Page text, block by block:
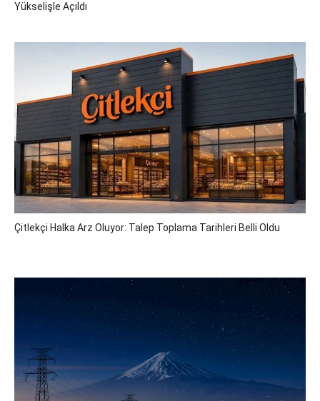
Yükselişle Açıldı
Çitlekçi Halka Arz Oluyor: Talep Toplama Tarihleri Belli Oldu